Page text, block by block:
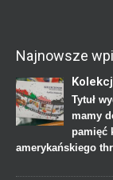
Najnowsze
Tytuł
mamy
pamięć
amerykańskiego